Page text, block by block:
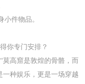
件物品。
你专门安排？
高窟是敦煌的骨骼，而
一种娱乐，更是一场穿越